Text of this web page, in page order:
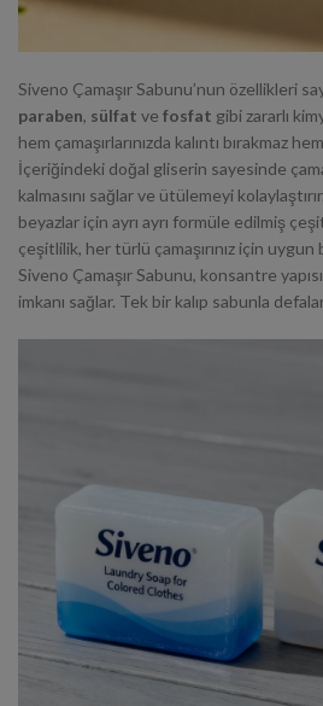
Siveno Çamaşır Sabunu’nun özellikleri
paraben, sülfat ve fosfat gibi zararlı
hem çamaşırlarınızda kalıntı bırakmaz
İçeriğindeki doğal gliserin sayesinde
kalmasını sağlar ve ütülemeyi
beyazlar için ayrı ayrı formüle edilmiş
çeşitlilik, her türlü çamaşırınız için
Siveno Çamaşır Sabunu, konsantre
imkanı sağlar. Tek bir kalıp sabunla